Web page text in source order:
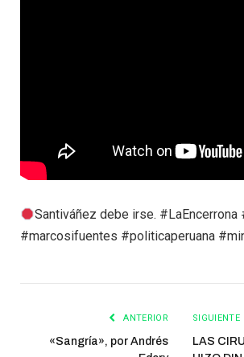
Santiváñez debe irse.
#marcosifuentes #politicaperuana
ANTERIOR
«Sangría», por Andrés
SIGUIENTE
LAS